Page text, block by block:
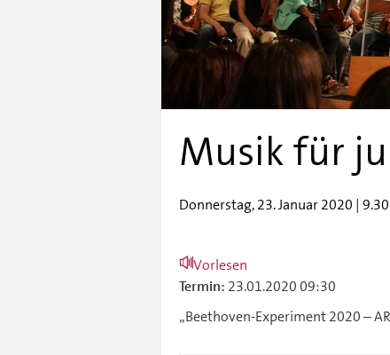
Musik für
Donnerstag, 23. Januar 2020 |
Vorlesen
Termin: 23.01.2020 09:30
„Beethoven-Experiment 2020 –